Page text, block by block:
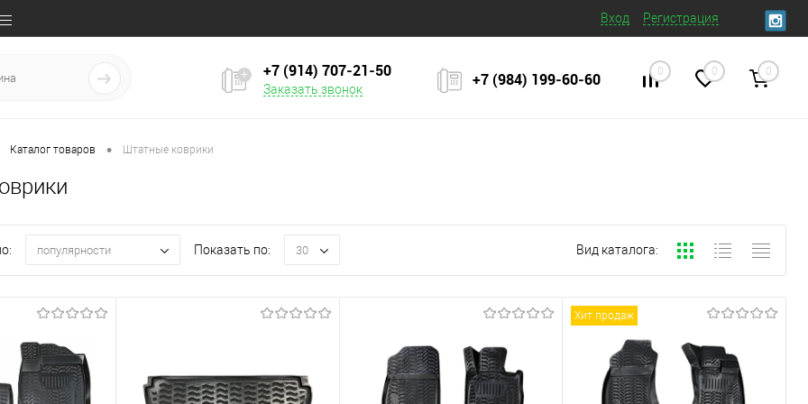
Вход Регистрация
+7 (914) 707‒21‒50
Заказать звонок +7 (984) 199‒60‒60 0 0 0
Каталог товаров • Штатные коврики
популярности Показать по: 30 Вид каталога:
Хит продаж